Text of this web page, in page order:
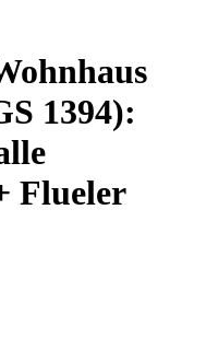
1394):
Flueler